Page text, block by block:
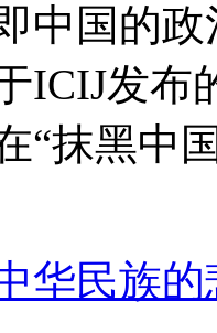
中国的
ICIJ发布
“抹黑中
华民族的